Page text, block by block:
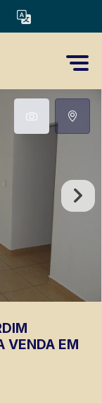
VENDA EM